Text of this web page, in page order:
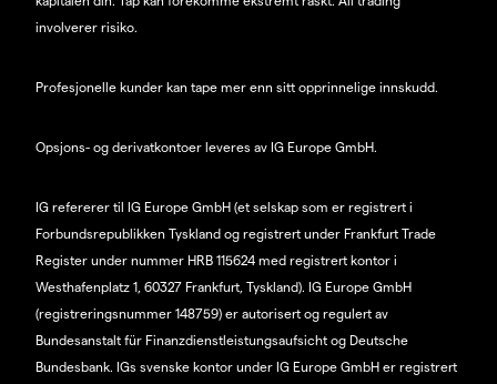
involverer risiko.
Profesjonelle kunder kan tape mer enn sitt opprinnelige innskudd.
Opsjons- og derivatkontoer leveres av IG Europe GmbH.
IG refererer til IG Europe GmbH (et selskap som er registrert i
Forbundsrepublikken Tyskland og registrert under Frankfurt Trade
Register under nummer HRB 115624 med registrert kontor i
Westhafenplatz 1, 60327 Frankfurt, Tyskland). IG Europe GmbH
(registreringsnummer 148759) er autorisert og regulert av
Bundesanstalt für Finanzdienstleistungsaufsicht og Deutsche
Bundesbank. IGs svenske kontor under IG Europe GmbH er registrert